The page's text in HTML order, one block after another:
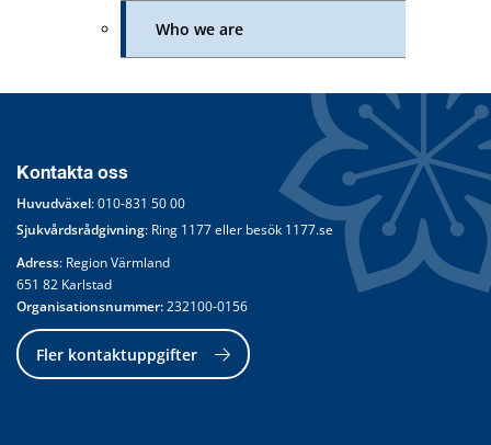
Who we are
Kontakta oss
Huvudväxel: 010-831 50 00
Sjukvårdsrådgivning: Ring 1177 eller besök 1177.se
Adress: Region Värmland
651 82 Karlstad
Organisationsnummer: 232100-0156
Fler kontaktuppgifter